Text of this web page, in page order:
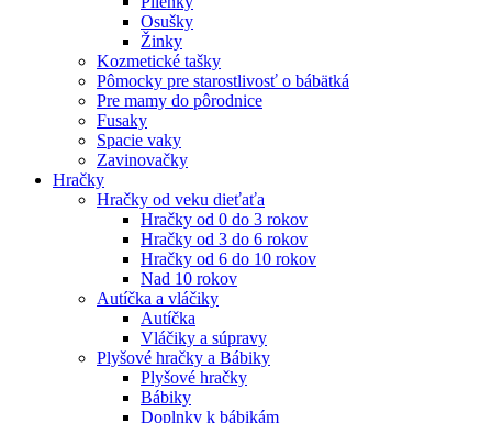
Osušky
Žinky
Kozmetické tašky
Pômocky pre starostlivosť o bábätká
Pre mamy do pôrodnice
Fusaky
Spacie vaky
Zavinovačky
Hračky
Hračky od veku dieťaťa
Hračky od 0 do 3 rokov
Hračky od 3 do 6 rokov
Hračky od 6 do 10 rokov
Nad 10 rokov
Autíčka a vláčiky
Autíčka
Vláčiky a súpravy
Plyšové hračky a Bábiky
Plyšové hračky
Bábiky
Doplnky k bábikám